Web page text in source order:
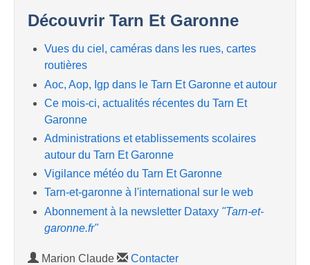
Découvrir Tarn Et Garonne
Vues du ciel, caméras dans les rues, cartes
routières
Aoc, Aop, Igp dans le Tarn Et Garonne et autour
Ce mois-ci, actualités récentes du Tarn Et
Garonne
Administrations et etablissements scolaires
autour du Tarn Et Garonne
Vigilance météo du Tarn Et Garonne
Tarn-et-garonne à l'international sur le web
Abonnement à la newsletter Dataxy "Tarn-et-
garonne.fr"
Marion Claude
Contacter